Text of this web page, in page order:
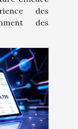
des
des